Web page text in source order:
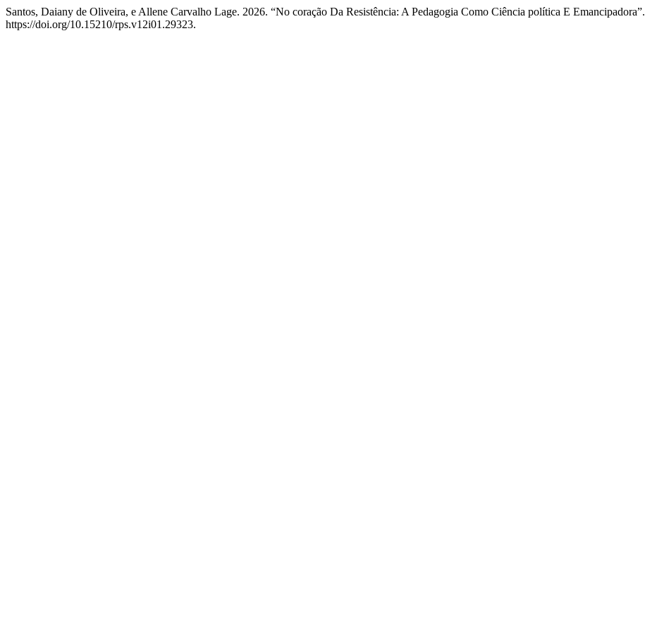
Santos, Daiany de Oliveira, e Allene Carvalho Lage. 2026. “No coração Da Resistência: A Pedagogia Como Ciência política E Emancipadora”.
https://doi.org/10.15210/rps.v12i01.29323.